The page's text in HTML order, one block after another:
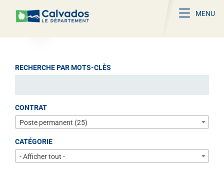
Toggle
MENU
RECHERCHE PAR MOTS-CLÈS
CONTRAT
Poste permanent (25)
CATÉGORIE
- Afficher tout -